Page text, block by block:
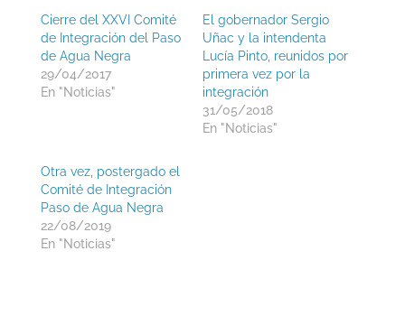
Cierre del XXVI Comité
de Integración del Paso
de Agua Negra
29/04/2017
En "Noticias"
El gobernador Sergio
Uñac y la intendenta
Lucía Pinto, reunidos por
primera vez por la
integración
31/05/2018
En "Noticias"
Otra vez, postergado el
Comité de Integración
Paso de Agua Negra
22/08/2019
En "Noticias"